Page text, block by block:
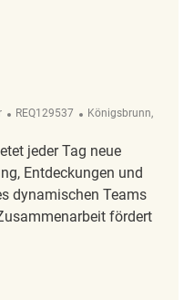
ReqId
REQ129537 Ort
Königsbrunn,
jeder Tag neue
Entdeckungen und
dynamischen Teams
fördert